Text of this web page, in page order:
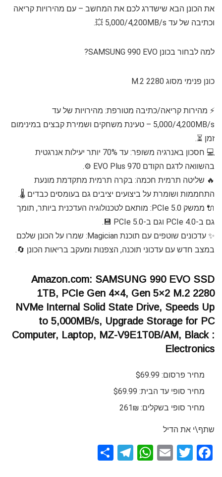
את הכונן הבא שישדרג לכם את המחשב – עם מהירויות קריאה
וכתיבה של עד 5,000/4,200MB/s 💥.
למה לבחור בכונן SAMSUNG 990 EVO?
כונן פנימי מסוג M.2 2280
⚡️ מהירות קריאה/כתיבה מטורפת: מהירויות של עד
5,000/4,200MB/s – טעינת משחקים ושמירת קבצים במינימום
זמן ⏳.
💻 חסכון באנרגיה משופר: עד 70% יותר יעילות אנרגטית
בהשוואה לדגם הקודם 970 EVO Plus ⚙️.
🔥 שליטה תרמית חכמה: בקרה תרמית מתקדמת מונעת
התחממות ושומרת על ביצועים יציבים גם בעומסים כבדים 🌡.
🔌 ממשק PCIe 5.0: מותאם לטכנולוגיה העדכנית ביותר, תומך
גם ב-PCIe 4.0 וגם ב-PCIe 5.0 💾.
✨ עדכונים שוטפים עם תוכנת Magician: שמרו על הכונן שלכם
במצב חדש עם עדכוני תוכנה, הצפנות ומעקב בריאות הכונן 🔄.
Amazon.com: SAMSUNG 990 EVO SSD
1TB, PCIe Gen 4×4, Gen 5×2 M.2 2280
NVMe Internal Solid State Drive, Speeds Up
to 5,000MB/s, Upgrade Storage for PC
Computer, Laptop, MZ-V9E1T0B/AM, Black :
Electronics
מחיר פרסום: $69.99
מחיר סופי עד הבית: $69.99
מחיר סופי בשקלים: 261₪
שתף\י את הדיל
F
T
E
W
T